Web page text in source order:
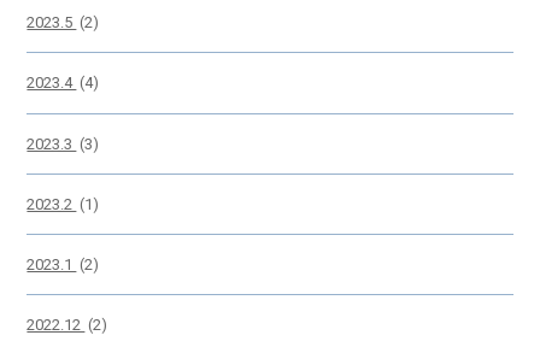
2023.5 (2)
2023.4 (4)
2023.3 (3)
2023.2 (1)
2023.1 (2)
2022.12 (2)